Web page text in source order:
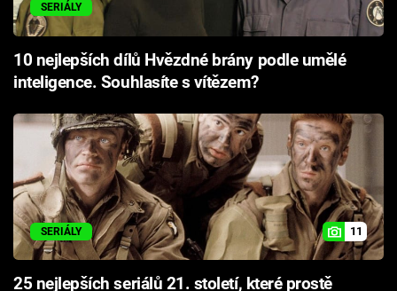
SERIÁLY
10 nejlepších dílů Hvězdné brány podle umělé
inteligence. Souhlasíte s vítězem?
SERIÁLY 11
25 nejlepších seriálů 21. století, které prostě